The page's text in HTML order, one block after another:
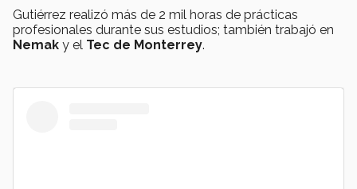
Gutiérrez realizó más de 2 mil horas de prácticas
profesionales durante sus estudios; también trabajó en
Nemak y el Tec de Monterrey.